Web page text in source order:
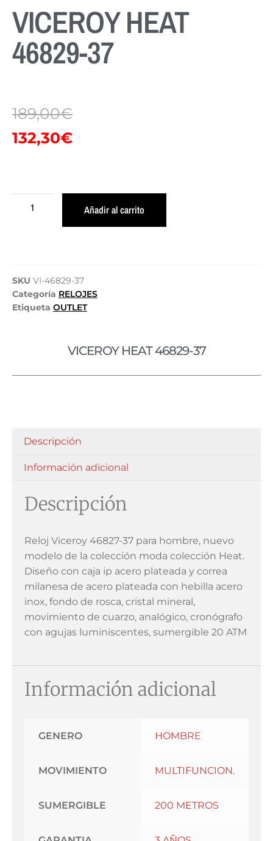
VICEROY HEAT
46829-37
189,00€
132,30€
Añadir al carrito
SKU VI-46829-37
Categoría RELOJES
Etiqueta OUTLET
VICEROY HEAT 46829-37
Descripción
Información adicional
Descripción
Reloj Viceroy 46827-37 para hombre, nuevo
modelo de la colección moda colección Heat.
Diseño con caja ip acero plateada y correa
milanesa de acero plateada con hebilla acero
inox, fondo de rosca, cristal mineral,
movimiento de cuarzo, analógico, cronógrafo
con agujas luminiscentes, sumergible 20 ATM
Información adicional
GENERO HOMBRE
MOVIMIENTO MULTIFUNCION.
SUMERGIBLE 200 METROS